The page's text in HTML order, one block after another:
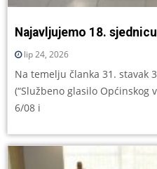
Najavljujemo 18.
lip 24, 2026
Na temelju članka 31. stavak
(“Službeno glasilo Općinskog
6/08 i